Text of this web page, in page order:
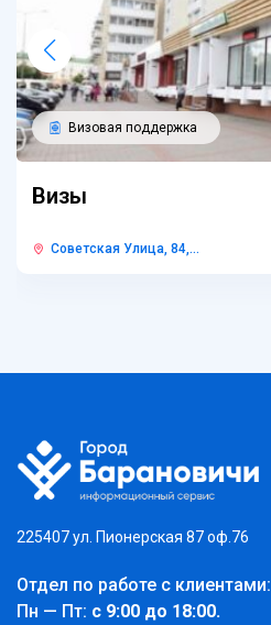
Визы
Визовая поддержка
Советская Улица, 84,...
225407 ул. Пионерская 87 оф.76
Отдел по работе с клиентами:
Пн — Пт: с 9:00 до 18:00.